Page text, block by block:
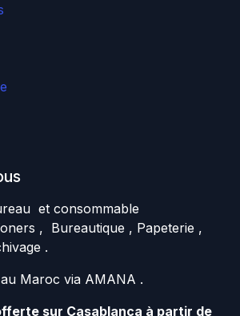
et consommable
, Bureautique , Papeterie ,
.
Maroc via AMANA .
sur Casablanca à partir de